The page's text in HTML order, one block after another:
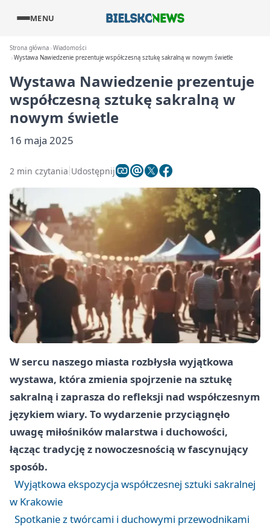
MENU
Strona główna Wiadomości
Wystawa Nawiedzenie prezentuje współczesną sztukę sakralną w nowym świetle
Wystawa Nawiedzenie prezentuje
współczesną sztukę sakralną w
nowym świetle
16 maja 2025
2 min czytania Udostępnij
W sercu naszego miasta rozbłysła wyjątkowa
wystawa, która zmienia spojrzenie na sztukę
sakralną i zaprasza do refleksji nad współczesnym
językiem wiary. To wydarzenie przyciągnęło
uwagę miłośników malarstwa i duchowości,
łącząc tradycję z nowoczesnością w fascynujący
sposób.
Wyjątkowa ekspozycja współczesnej sztuki sakralnej
w Krakowie
Spotkanie z twórcami i duchowymi przewodnikami